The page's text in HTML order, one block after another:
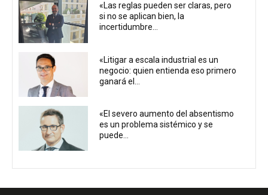
«Las reglas pueden ser claras, pero
si no se aplican bien, la
incertidumbre...
«Litigar a escala industrial es un
negocio: quien entienda eso primero
ganará el...
«El severo aumento del absentismo
es un problema sistémico y se
puede...